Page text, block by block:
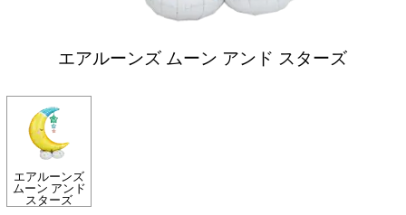
エアルーンズ ムーン アンド スターズ
エアルーンズ
ムーン アンド
スターズ